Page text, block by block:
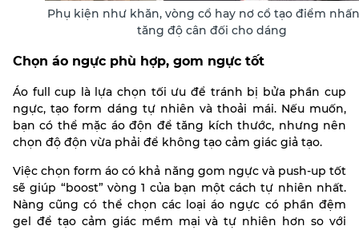
Phụ kiện như khăn, vòng cổ hay nơ cổ tạo điểm
tăng độ cân đối cho dáng
Chọn áo ngực phù hợp, gom ngực tốt
Áo full cup là lựa chọn tối ưu để tránh bị bửa phần cup
ngực, tạo form dáng tự nhiên và thoải mái. Nếu muốn,
bạn có thể mặc áo độn để tăng kích thước, nhưng nên
chọn độ độn vừa phải để không tạo cảm giác giả tạo.
Việc chọn form áo có khả năng gom ngực và push-up tốt
sẽ giúp “boost” vòng 1 của bạn một cách tự nhiên nhất.
Nàng cũng có thể chọn các loại áo ngực có phần đệm
gel để tạo cảm giác mềm mại và tự nhiên hơn so với